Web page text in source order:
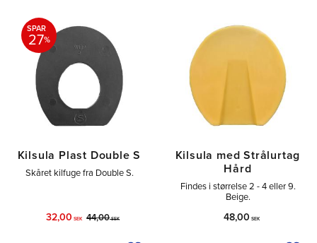
Kilsula Plast Double S
Skåret kilfuge fra Double S.
32,00 SEK 44,00SEK
SPAR
27%
Kilsula med Strålurtag
Hård
Findes i størrelse 2 - 4 eller 9.
Beige.
48,00 SEK